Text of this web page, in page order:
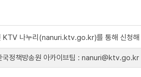
KTV 나누리(nanuri.ktv.go.kr)를 통해 신청해
국정책방송원 아카이브팀 : nanuri@ktv.go.kr